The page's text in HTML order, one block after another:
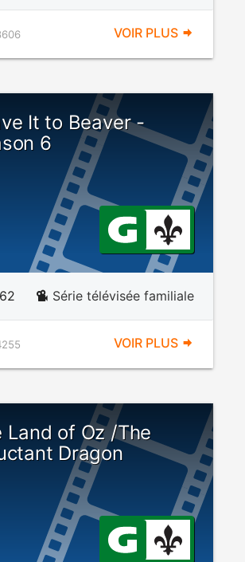
VOIR PLUS
It to Beaver -
6
Série télévisée familiale
VOIR PLUS
Land of Oz /The
Dragon